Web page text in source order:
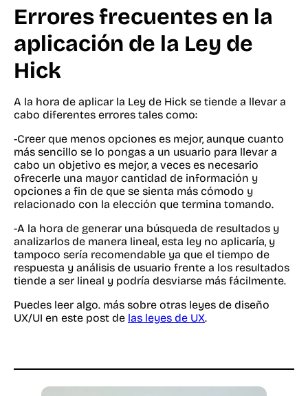
Errores frecuentes en la
aplicación de la Ley de
Hick
A la hora de aplicar la Ley de Hick se tiende a llevar a
cabo diferentes errores tales como:
-Creer que menos opciones es mejor, aunque cuanto
más sencillo se lo pongas a un usuario para llevar a
cabo un objetivo es mejor, a veces es necesario
ofrecerle una mayor cantidad de información y
opciones a fin de que se sienta más cómodo y
relacionado con la elección que termina tomando.
-A la hora de generar una búsqueda de resultados y
analizarlos de manera lineal, esta ley no aplicaría, y
tampoco sería recomendable ya que el tiempo de
respuesta y análisis de usuario frente a los resultados
tiende a ser lineal y podría desviarse más fácilmente.
Puedes leer algo. más sobre otras leyes de diseño
UX/UI en este post de las leyes de UX.